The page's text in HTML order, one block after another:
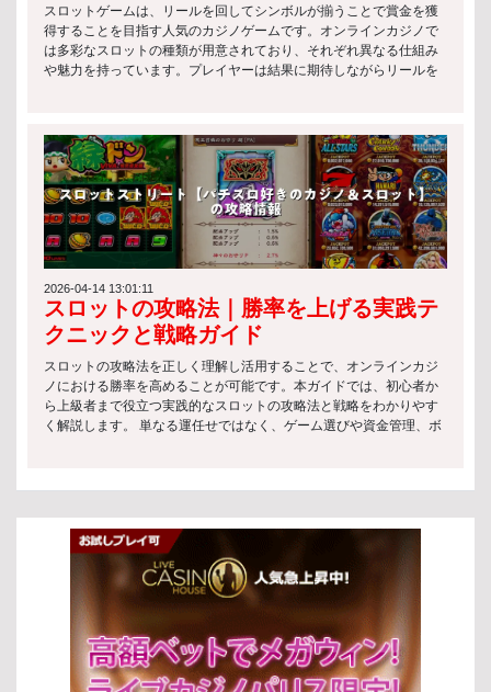
トと法律の観点から見ても、こうした基本的なスロットは長年にわ
たり規制対象として安定的に運用されています。 ビデオスロット ビ
デオスロットは、現代的なグラフィックやアニメーションを活用し
た人気の高いタイプです。エンターテインメント性が非常に高く、
の観点では、これらのゲームもライセンス管理のもとで提供される
必要があり、公正性の確保が重視されています。 プログレッシブジ
ャックポットスロット プログレッシブジャックポットスロットは、
プレイヤーのベットが蓄積されて巨大な賞金プールを形成するタイ
プです。一攫千金のチャンスがある一方で、リスクも高いのが特徴
です。 主な特徴： プレイごとにジャックポットが増加 複数のプレ
イヤーで賞金が共有される仕組み 高リスク・高リターンのゲーム性
スロットと法律の枠組みでは、こうした高額賞金型ゲームは特に厳
格な監督のもとで運営されることが一般的です。 日本のスロットマ
シンの規制 法律による制約 スロットと法律の観点から見ると、日本
では以下のような制約が設けられています： スロットマシンは原則
として特定の施設でのみ利用可能 賭博行為は法律で禁止されてお
り、例外的に認められた環境のみ合法 運営には厳格な基準と行政の
監督が必要 このように、日本ではスロットと法律が密接に結びつい
ており、自由なプレイ環境は限定されています。 許可されたカジノ
アクセス制限 スロットと法律では、未成年者保護も重要な要素で
す。 多くの施設で18歳または20歳未満の入場が禁止 入場時には厳
格な本人確認が実施される ギャンブル依存防止のための啓発活動も
行われている このような仕組みにより、スロットと法律は安全性と
社会的責任を両立させています。 スロットゲームのプレイ方法 基本
的なプレイ手順 スロットゲームの基本的な流れは非常にシンプルで
す。以下の手順で進めます： 好みのスロットマシンを選択する ベッ
ト金額を設定する 「スピン」ボタンを押してリールを回す 結果に応
スロットゲームは、リールを回してシンボルが揃うことで賞金を獲
得することを目指す人気のカジノゲームです。オンラインカジノで
は多彩なスロットの種類が用意されており、それぞれ異なる仕組み
や魅力を持っています。プレイヤーは結果に期待しながらリールを
タイルに合ったスロットを選ぶことで、より満足度の高いゲーム体
験が可能になります。ここでは代表的なスロットの種類について解
説します。 クラシックスロット クラシックスロットは、伝統的な3
リール構成を採用したシンプルなスロットの種類です。操作が分か
りやすく、ルールも簡単なため、初心者に最適です。レトロなデザ
インやシンプルな配当システムが特徴で、気軽に楽しめます。 ビデ
オスロット ビデオスロットは、現代のオンラインカジノで最も人気
のあるスロットの種類です。5リール以上を採用し、美しいグラフィ
ックスやアニメーション、ストーリー性が魅力です。ボーナス機能
も豊富で、プレイヤーを飽きさせない設計になっています。 プログ
レッシブスロット プログレッシブスロットは、ジャックポットがプ
レイヤーのベットによって増加し続けるスロットの種類です。一度
の当選で非常に高額な賞金を獲得できる可能性があり、多くのプレ
イヤーに人気があります。夢のある一攫千金を狙いたい方におすす
めです。 スロットの遊び方 ベットの設定 スロットをプレイする際
ット: 自分で金額を調整できる柔軟な設定が可能です。 スピンの開
始 ベットを設定した後は、リールを回してゲームを進めます。ほと
んどのスロットの種類では、直感的な操作で簡単にスピンを開始で
きます。 スピンボタン: ボタンを押すことでリールが回転し、結果
が表示されます。 オートプレイ: 一定回数自動でスピンを行う機能
で、効率よくプレイできます。 ボーナス機能の活用 多くのスロット
の種類には、ゲームをより有利に進めるためのボーナス機能が搭載
されています。これらを理解して活用することで、獲得できる報酬
2026-04-14 13:01:11
スロットの攻略法｜勝率を上げる実践テ
クニックと戦略ガイド
スロットの攻略法を正しく理解し活用することで、オンラインカジ
ノにおける勝率を高めることが可能です。本ガイドでは、初心者か
ら上級者まで役立つ実践的なスロットの攻略法と戦略をわかりやす
く解説します。 単なる運任せではなく、ゲーム選びや資金管理、ボ
は、プレイヤーがレバーやボタンを操作して回転するリール上のシ
ンボルを揃えることを目的としたカジノゲームです。シンプルなル
ールと運の要素が特徴ですが、スロットの攻略法を理解すること
で、より効率的なプレイを目指すことができます。初心者でも始め
やすく、多くのプレイヤーに親しまれています。 スロットゲームの
種類 スロットにはさまざまな種類があり、それぞれ異なる特徴を持
っています。スロットの攻略法を実践するためには、これらの違い
を理解することが重要です。 クラシックスロット：伝統的な3リー